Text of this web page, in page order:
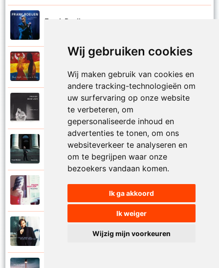
Wij gebruiken cookies
Wij maken gebruik van cookies en
andere tracking-technologieën om
uw surfervaring op onze website
te verbeteren, om
gepersonaliseerde inhoud en
advertenties te tonen, om ons
websiteverkeer te analyseren en
om te begrijpen waar onze
bezoekers vandaan komen.
Ik ga akkoord
Ik weiger
Wijzig mijn voorkeuren
Frank Boeijen
Onder ons
Frank Boeijen
Onschuld
Frank Boeijen
Op een dag
Frank Boeijen
Open de poorten